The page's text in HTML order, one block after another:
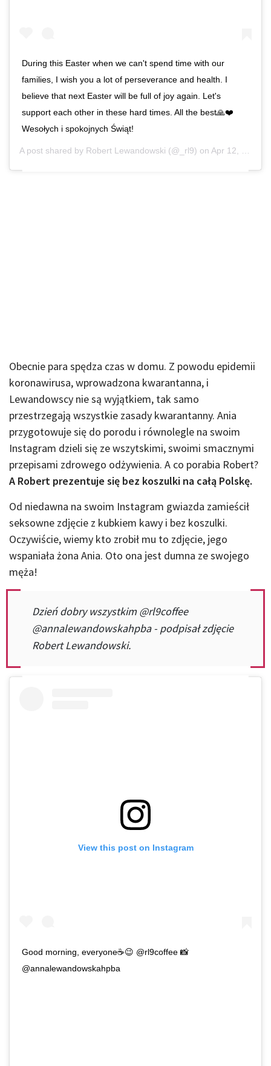
During this Easter when we can't spend time with our
families, I wish you a lot of perseverance and health. I
believe that next Easter will be full of joy again. Let's
support each other in these hard times. All the best🙏❤️
Wesołych i spokojnych Świąt!
A post shared by Robert Lewandowski (@_rl9) on Apr 12, 2020 at 5:24am PDT
Obecnie para spędza czas w domu. Z powodu epidemii
koronawirusa, wprowadzona kwarantanna, i
Lewandowscy nie są wyjątkiem, tak samo
przestrzegają wszystkie zasady kwarantanny. Ania
przygotowuje się do porodu i równolegle na swoim
Instagram dzieli się ze wszytskimi, swoimi smacznymi
przepisami zdrowego odżywienia. A co porabia Robert?
A Robert prezentuje się bez koszulki na całą Polskę.
Od niedawna na swoim Instagram gwiazda zamieścił
seksowne zdjęcie z kubkiem kawy i bez koszulki.
Oczywiście, wiemy kto zrobił mu to zdjęcie, jego
wspaniała żona Ania. Oto ona jest dumna ze swojego
męża!
Dzień dobry wszystkim @rl9coffee
@annalewandowskahpba - podpisał zdjęcie
Robert Lewandowski.
View this post on Instagram
Good morning, everyone☕😉 @rl9coffee 📸
@annalewandowskahpba